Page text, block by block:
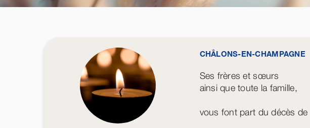
CHÂLONS-EN-CHAMPAGNE
Ses frères et sœurs
ainsi que toute la famille,
vous font part du décès de